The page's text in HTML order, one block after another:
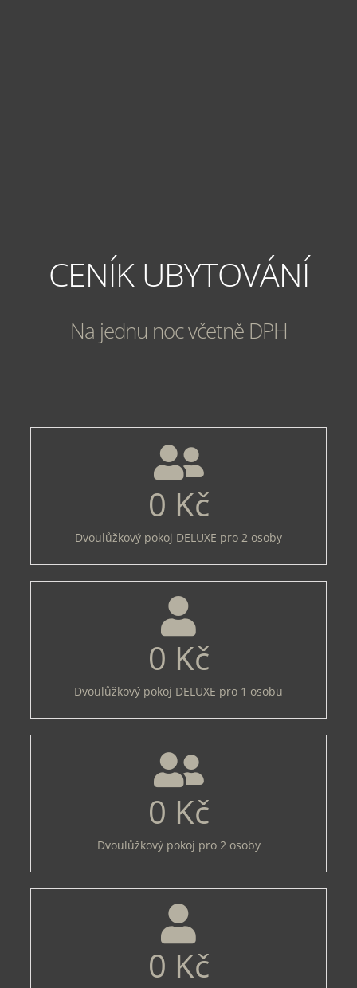
CENÍK UBYTOVÁNÍ
Na jednu noc včetně DPH
0 Kč
Dvoulůžkový pokoj DELUXE pro 2 osoby
0 Kč
Dvoulůžkový pokoj DELUXE pro 1 osobu
0 Kč
Dvoulůžkový pokoj pro 2 osoby
0 Kč